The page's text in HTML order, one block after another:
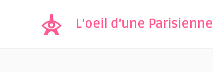
L'oeil d'une Parisienne